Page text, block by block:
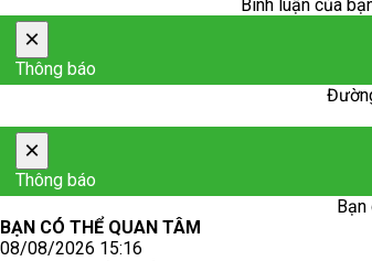
Bình luận của
×
Thông báo
×
Thông báo
Bạn
BẠN CÓ THỂ QUAN TÂM
08/08/2026 15:16